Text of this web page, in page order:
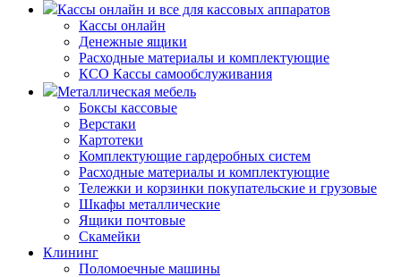
Кассы онлайн и все для кассовых аппаратов
Кассы онлайн
Денежные ящики
Расходные материалы и комплектующие
КСО Кассы самообслуживания
Металлическая мебель
Боксы кассовые
Верстаки
Картотеки
Комплектующие гардеробных систем
Расходные материалы и комплектующие
Тележки и корзинки покупательские и грузовые
Шкафы металлические
Ящики почтовые
Скамейки
Клининг
Поломоечные машины